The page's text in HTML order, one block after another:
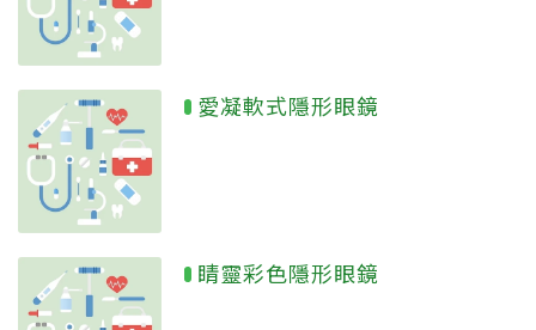
愛凝軟式隱形眼鏡
睛靈彩色隱形眼鏡